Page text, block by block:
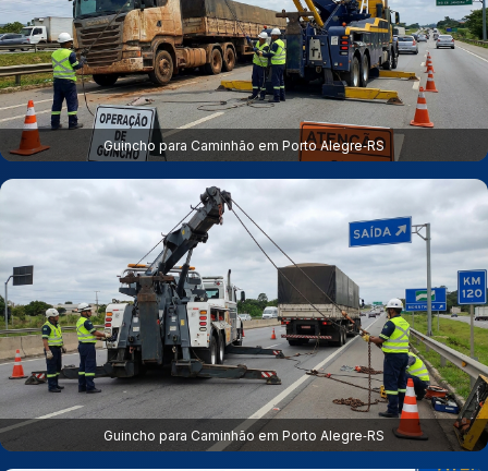
Guincho para Caminhão em Porto Alegre‑RS
Guincho para Caminhão em Porto Alegre‑RS